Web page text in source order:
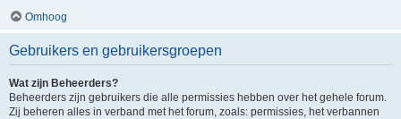
Omhoog
Gebruikers en gebruikersgroepen
Wat zijn Beheerders?
Beheerders zijn gebruikers die alle permissies hebben over het gehele forum.
Zij beheren alles in verband met het forum, zoals: permissies, het verbannen